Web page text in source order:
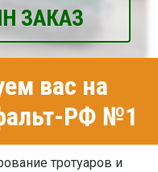
ЗАКАЗ
вас на
РФ №1
тротуаров и